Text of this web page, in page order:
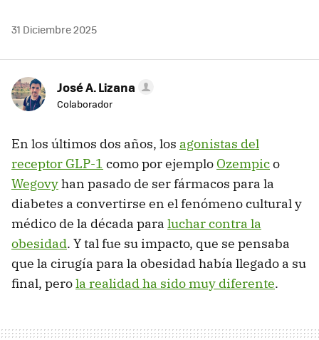
31 Diciembre 2025
José A. Lizana
Colaborador
En los últimos dos años, los agonistas del
receptor GLP-1 como por ejemplo Ozempico
Wegovyhan pasado de ser fármacos para la
diabetes a convertirse en el fenómeno cultural y
médico de la década para luchar contra la
obesidad. Y tal fue su impacto, que se pensaba
que la cirugía para la obesidad había llegado a su
final, perola realidad ha sido muy diferente.